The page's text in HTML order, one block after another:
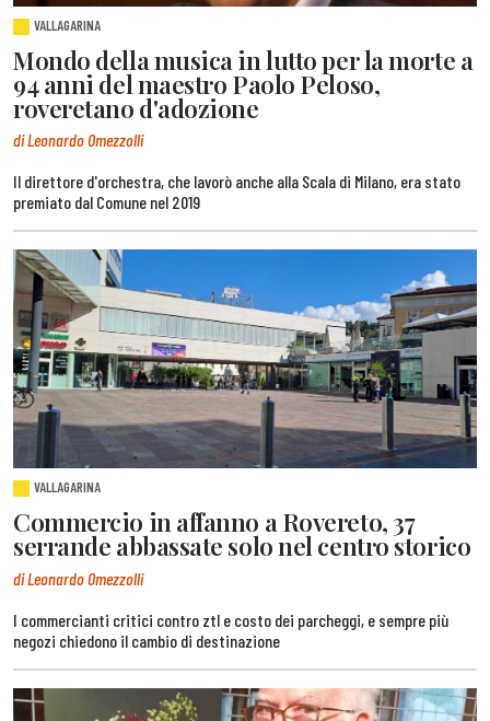
VALLAGARINA
Mondo della musica in lutto per la morte a
94 anni del maestro Paolo Peloso,
roveretano d'adozione
di Leonardo Omezzolli
Il direttore d'orchestra, che lavorò anche alla Scala di Milano, era stato
premiato dal Comune nel 2019
VALLAGARINA
Commercio in affanno a Rovereto, 37
serrande abbassate solo nel centro storico
di Leonardo Omezzolli
I commercianti critici contro ztl e costo dei parcheggi, e sempre più
negozi chiedono il cambio di destinazione